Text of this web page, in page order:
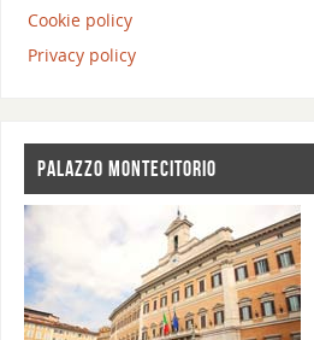
Cookie policy
Privacy policy
PALAZZO MONTECITORIO